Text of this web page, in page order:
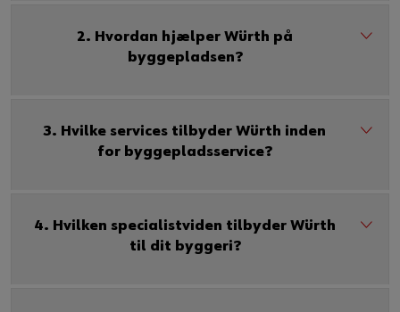
2. Hvordan hjælper Würth på
byggepladsen?
3. Hvilke services tilbyder Würth inden
for byggepladsservice?
4. Hvilken specialistviden tilbyder Würth
til dit byggeri?